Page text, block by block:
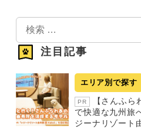
検
索
注目記事
エリア別で探す
PR
【さんふら
で快適な九州旅
ジーナリゾート